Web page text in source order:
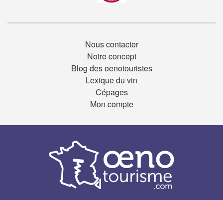
Nous contacter
Notre concept
Blog des oenotouristes
Lexique du vin
Cépages
Mon compte